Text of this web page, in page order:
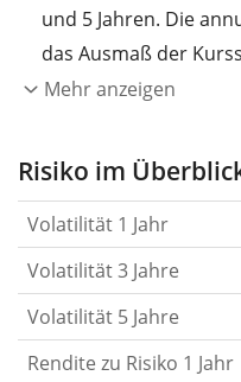
und 5 Jahren. Die
das Ausmaß der
eines Jahres wider.
Aktie, des ETF,
gelten im
berechnen die
letzten 1, 3 und 5
die
oder schwächer
Mehr anzeigen
Risiko im
Volatilität 1 Jahr
Volatilität 3 Jahre
Volatilität 5 Jahre
Rendite zu Risiko 1 Jahr